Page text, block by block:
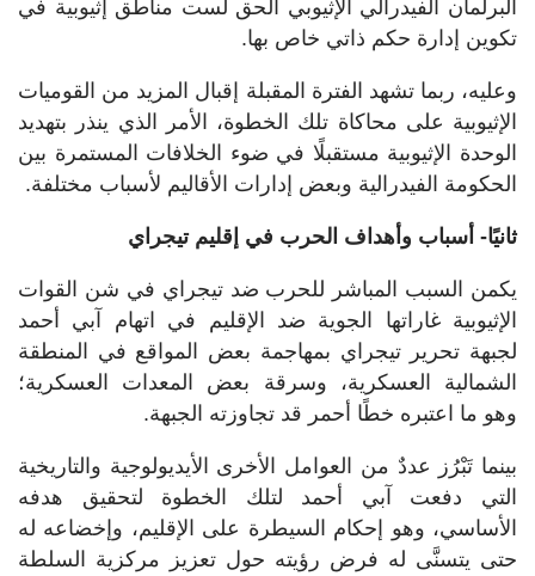
البرلمان الفيدرالي الإثيوبي الحق لست مناطق إثيوبية في
تكوين إدارة حكم ذاتي خاص بها.
وعليه، ربما تشهد الفترة المقبلة إقبال المزيد من القوميات
الإثيوبية على محاكاة تلك الخطوة، الأمر الذي ينذر بتهديد
الوحدة الإثيوبية مستقبلًا في ضوء الخلافات المستمرة بين
الحكومة الفيدرالية وبعض إدارات الأقاليم لأسباب مختلفة.
ثانيًا- أسباب وأهداف الحرب في إقليم تيجراي
يكمن السبب المباشر للحرب ضد تيجراي في شن القوات
الإثيوبية غاراتها الجوية ضد الإقليم في اتهام آبي أحمد
لجبهة تحرير تيجراي بمهاجمة بعض المواقع في المنطقة
الشمالية العسكرية، وسرقة بعض المعدات العسكرية؛
وهو ما اعتبره خطًا أحمر قد تجاوزته الجبهة.
بينما تَبْرُز عددٌ من العوامل الأخرى الأيديولوجية والتاريخية
التي دفعت آبي أحمد لتلك الخطوة لتحقيق هدفه
الأساسي، وهو إحكام السيطرة على الإقليم، وإخضاعه له
حتى يتسنَّى له فرض رؤيته حول تعزيز مركزية السلطة